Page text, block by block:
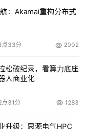
：Akamai重构分布式
点33分 2002
松破纪录，看算力底座
人商业化
31分 1283
升级：思源电气HPC